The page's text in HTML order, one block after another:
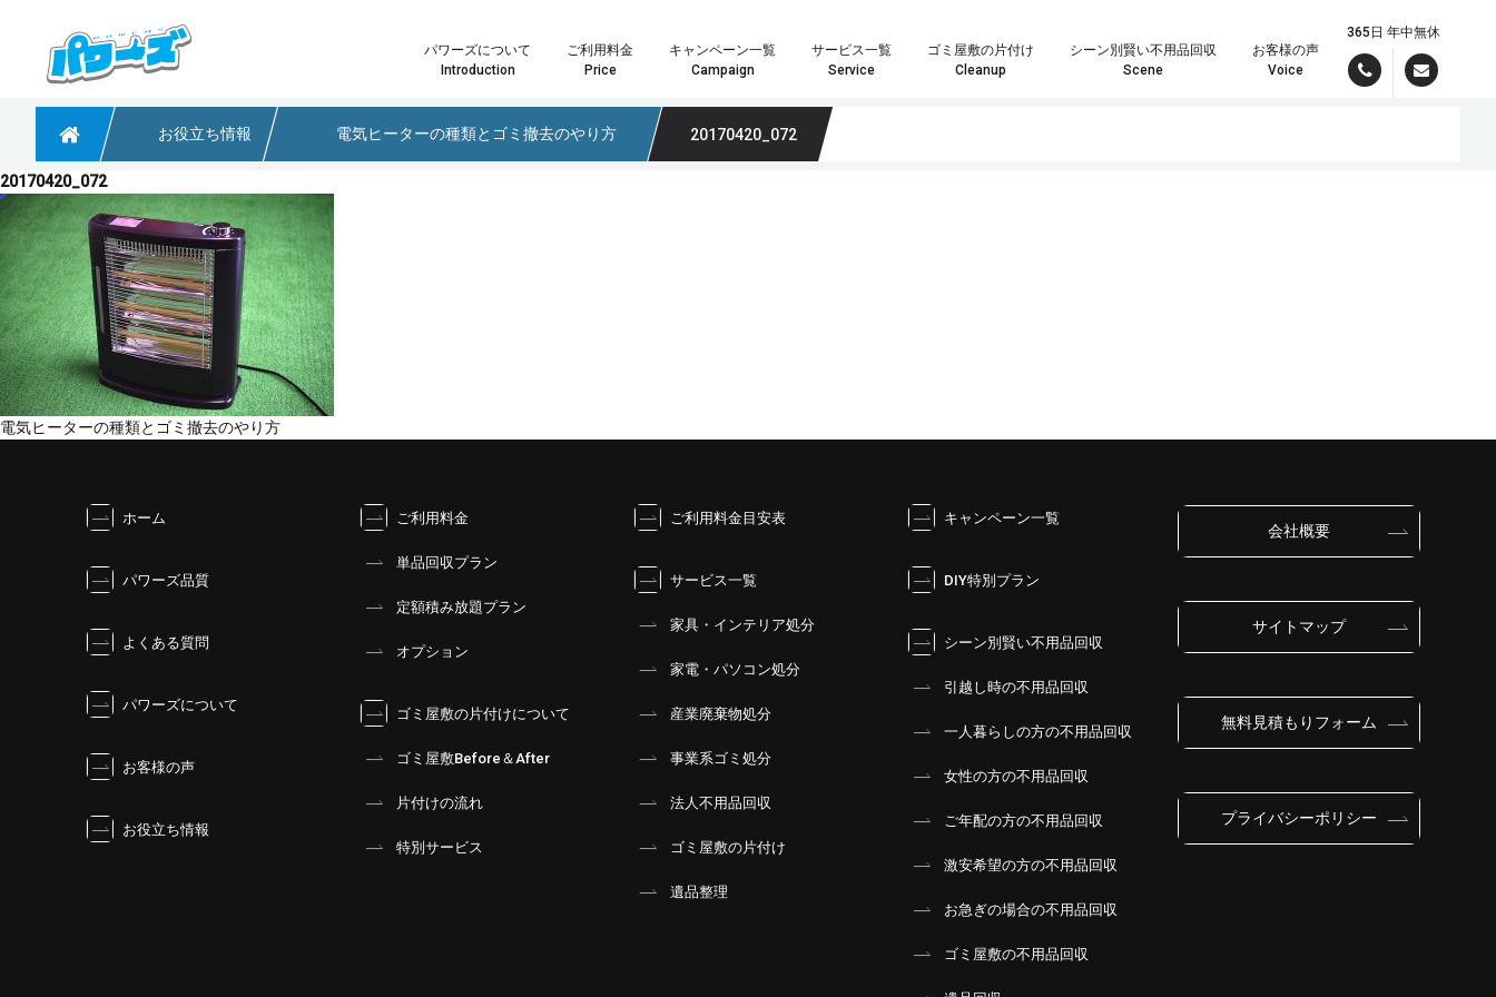
パワーズについて
Introduction
ご利用料金
Price
キャンペーン一覧
Campaign
サービス一覧
Service
ゴミ屋敷の片付け
Cleanup
シーン別賢い不用品回収
Scene
お客様の声
Voice
365日 年中無休
粗大ごみや不用品回収なら大阪のパワーズ
お役立ち情報 電気ヒーターの種類とゴミ撤去のやり方 20170420_072
20170420_072
投
電気ヒーターの種類とゴミ撤去のやり方
ホーム
パワーズ品質
よくある質問
パワーズについて
お客様の声
お役立ち情報
ご利用料金
単品回収プラン
定額積み放題プラン
オプション
ゴミ屋敷の片付けについて
ゴミ屋敷Before＆After
片付けの流れ
特別サービス
ご利用料金目安表
サービス一覧
家具・インテリア処分
家電・パソコン処分
産業廃棄物処分
事業系ゴミ処分
法人不用品回収
ゴミ屋敷の片付け
遺品整理
キャンペーン一覧
DIY特別プラン
シーン別賢い不用品回収
引越し時の不用品回収
一人暮らしの方の不用品回収
女性の方の不用品回収
ご年配の方の不用品回収
激安希望の方の不用品回収
お急ぎの場合の不用品回収
ゴミ屋敷の不用品回収
会社概要
サイトマップ
無料見積もりフォーム
プライバシーポリシー